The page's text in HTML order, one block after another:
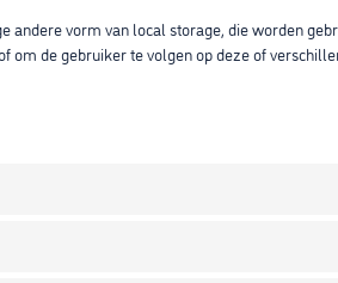
andere vorm van local storage, die worden
om de gebruiker te volgen op deze of